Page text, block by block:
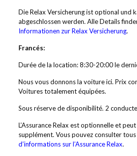
Die Relax Versicherung ist optional und
abgeschlossen werden. Alle Details
Informationen zur Relax Versicherung.
Francés:
Durée de la location: 8:30-20:00 le
Nous vous donnons la voiture ici. Prix
Voitures totalement équipées.
Sous réserve de disponibilité. 2
L’Assurance Relax est optionnelle et
supplément. Vous pouvez consulter
d’informations sur l’Assurance Relax.